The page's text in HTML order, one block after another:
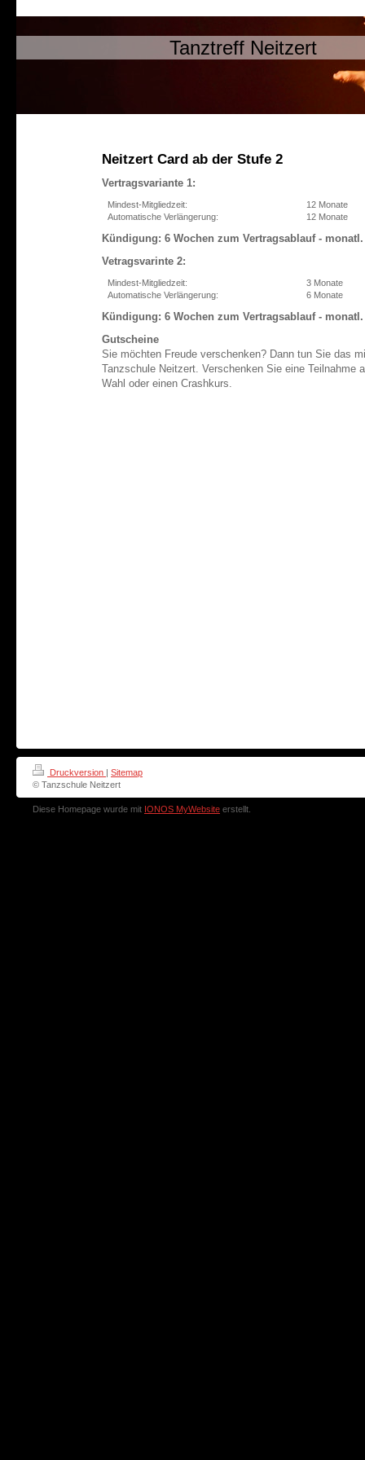
Tanztreff Neitzert
Neitzert Card ab der Stufe 2
Vertragsvariante 1:
Mindest-Mitgliedzeit:
12 Monate
Automatische Verlängerung:
12 Monate
Kündigung: 6 Wochen zum Vertragsablauf -
Vetragsvarinte 2:
Mindest-Mitgliedzeit:
3 Monate
Automatische Verlängerung:
6 Monate
Kündigung: 6 Wochen zum Vertragsablauf -
Gutscheine
Sie möchten Freude verschenken? Dann tun Sie das
Tanzschule Neitzert. Verschenken Sie eine Teilnahme
Wahl oder einen Crashkurs.
Druckversion | Sitemap
© Tanzschule Neitzert
Diese Homepage wurde mit IONOS MyWebsite erstellt.